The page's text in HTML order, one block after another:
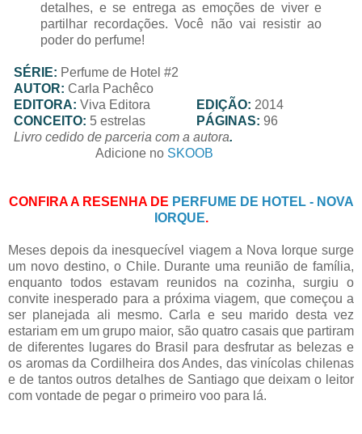
detalhes, e se entrega as emoções de viver e
partilhar recordações. Você não vai resistir ao
poder do perfume!
SÉRIE: Perfume de Hotel #2
AUTOR: Carla Pachêco
EDITORA: Viva Editora EDIÇÃO: 2014
CONCEITO: 5 estrelas PÁGINAS: 96
Livro cedido de parceria com a autora.
Adicione no SKOOB
CONFIRA A RESENHA DE PERFUME DE HOTEL - NOVA
IORQUE.
Meses depois da inesquecível viagem a Nova Iorque surge
um novo destino, o Chile. Durante uma reunião de família,
enquanto todos estavam reunidos na cozinha, surgiu o
convite inesperado para a próxima viagem, que começou a
ser planejada ali mesmo. Carla e seu marido desta vez
estariam em um grupo maior, são quatro casais que partiram
de diferentes lugares do Brasil para desfrutar as belezas e
os aromas da Cordilheira dos Andes, das vinícolas chilenas
e de tantos outros detalhes de Santiago que deixam o leitor
com vontade de pegar o primeiro voo para lá.